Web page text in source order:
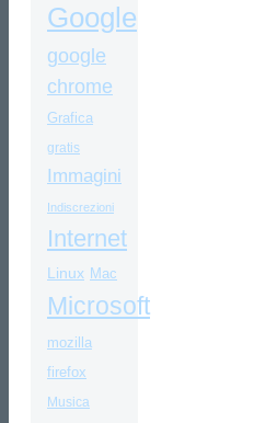
Google
google
chrome
Grafica
gratis
Immagini
Indiscrezioni
Internet
Linux Mac
Microsoft
mozilla
firefox
Musica